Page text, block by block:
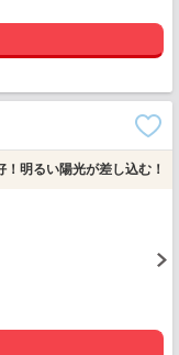
明るい陽光が差し込む！